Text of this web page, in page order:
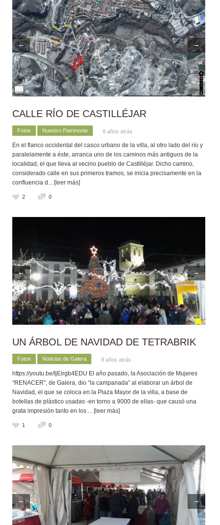
← →
CALLE RÍO DE CASTILLÉJAR
Fotos Nuestro Patrimonio 8 años atrás
En el flanco occidental del casco urbano de la villa, al otro lado del río y
paralelamente a éste, arranca uno de los caminos más antiguos de la
localidad, el que lleva al vecino pueblo de Castilléjar. Dicho camino,
considerado calle en sus primeros tramos, se inicia precisamente en la
confluencia d ... [leer más]
2 0
← →
UN ÁRBOL DE NAVIDAD DE TETRABRIK
Fotos Noticias de Galera 8 años atrás
https://youtu.be/IjEirgb4EDU El año pasado, la Asociación de Mujeres
“RENACER”, de Galera, dio “la campanada” al elaborar un árbol de
Navidad, el que se coloca en la Plaza Mayor de la villa, a base de
botellas de plástico usadas -en torno a 9000 de ellas- que causó una
grata impresión tanto en los
... [leer más]
1 0
← →